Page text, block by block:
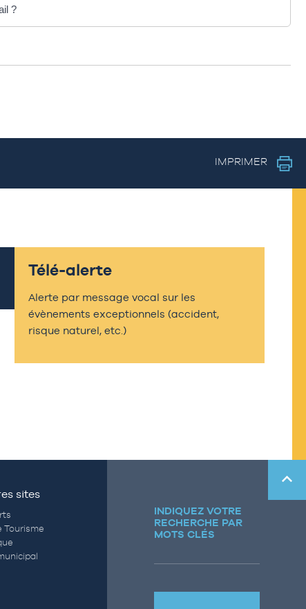
?
IMPRIMER
Télé-alerte
Alerte par message vocal sur les
évènements exceptionnels (accident,
risque naturel, etc.)
sites
Tourisme
INDIQUEZ VOTRE
RECHERCHE PAR
MOTS CLÉS